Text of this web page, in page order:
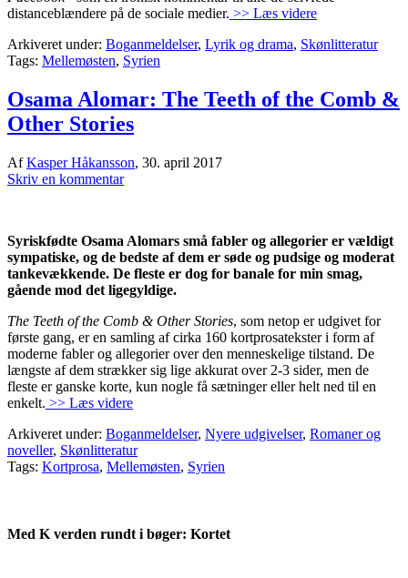
distanceblændere på de sociale medier. >> Læs videre
Arkiveret under: Boganmeldelser, Lyrik og drama, Skønlitteratur
Tags: Mellemøsten, Syrien
Osama Alomar: The Teeth of the Comb &
Other Stories
AfKasper Håkansson, 30. april 2017
Skriv en kommentar
Syriskfødte Osama Alomars små fabler og allegorier er vældigt
sympatiske, og de bedste af dem er søde og pudsige og moderat
tankevækkende. De fleste er dog for banale for min smag,
gående mod det ligegyldige.
The Teeth of the Comb & Other Stories, som netop er udgivet for
første gang, er en samling af cirka 160 kortprosatekster i form af
moderne fabler og allegorier over den menneskelige tilstand. De
længste af dem strækker sig lige akkurat over 2-3 sider, men de
fleste er ganske korte, kun nogle få sætninger eller helt ned til en
enkelt. >> Læs videre
Arkiveret under: Boganmeldelser, Nyere udgivelser, Romaner og
noveller, Skønlitteratur
Tags: Kortprosa, Mellemøsten, Syrien
Med K verden rundt i bøger: Kortet